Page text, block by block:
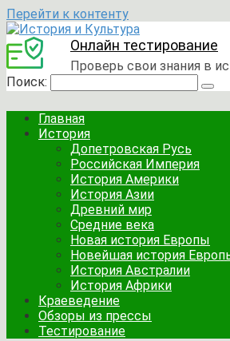
Перейти к контенту
Онлайн тестирование
Проверь свои знания в
Поиск:
Главная
История
Допетровская Русь
Российская Империя
История Америки
История Азии
Древний мир
Средние века
Новая история Европы
Новейшая история
История Австралии
История Африки
Краеведение
Обзоры из прессы
Тестирование